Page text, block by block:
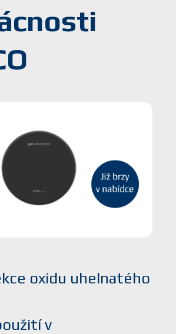
oxidu uhelnatého
v